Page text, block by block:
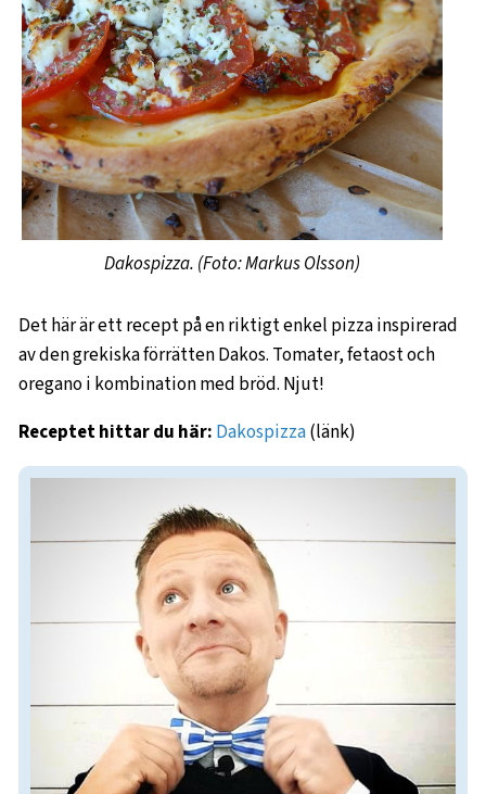
Dakospizza. (Foto: Markus Olsson)
Det här är ett recept på en riktigt enkel pizza inspirerad
av den grekiska förrätten Dakos. Tomater, fetaost och
oregano i kombination med bröd. Njut!
Receptet hittar du här: Dakospizza(länk)